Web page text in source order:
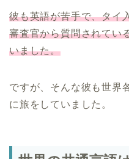
彼も英語が苦手で、タイ
審査官から質問されてい
いました。
ですが、そんな彼も世界
に旅をしていました。